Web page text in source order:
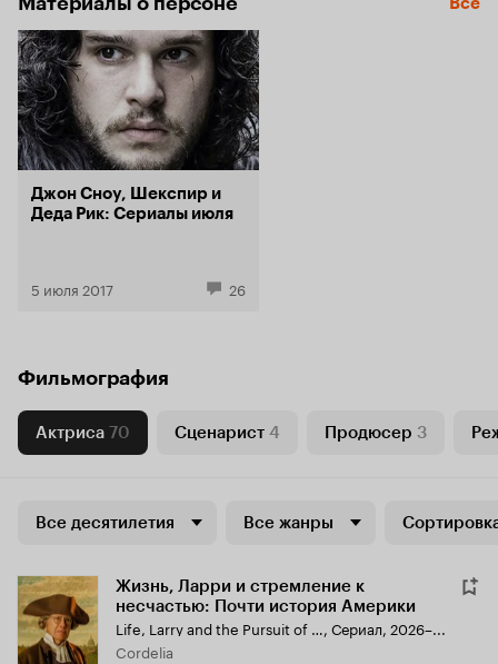
Джон Сноу, Шекспир и
Деда Рик: Сериалы июля
5 июля 2017 26
Фильмография
Актриса 70 Сценарист 4 Продюсер 3
Все десятилетия Все жанры
Жизнь, Ларри и стремление к
несчастью: Почти история Америки
Life, Larry and the Pursuit of Unhappiness: An Almost History of America, Сериал, 2026–...
Cordelia